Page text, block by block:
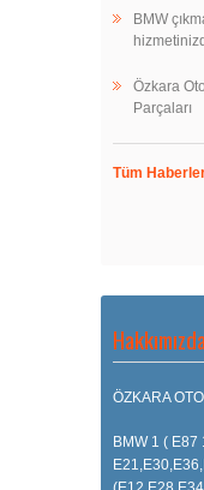
BMW
Özkara
Parçaları
Tüm
Hakkımızda
ÖZKARA
BMW 1 ( E87